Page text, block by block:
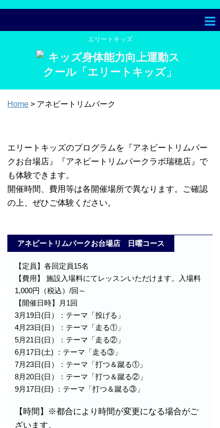
エリートキッズ
Home > アネビートリムパーク
エリートキッズのプログラムを『アネビートリムパー
クお台場店』『アネビートリムパークラボ瑞穂店』で
も体験できます。
開催時間、費用等は各開催場所で異なります。ご確認
の上、ぜひご体験ください。
アネビートリムパークお台場店 日曜コース
【定員】各回定員15名
【費用】 施設入場料にてレッスンいただけます。入場料
1,000円（税込）/回～
【開催日時】月1回
3月19日(日）：テーマ「投げる」
4月23日(日）：テーマ「走る①」
5月21日(日）：テーマ「走る②」
6月17日(土) ：テーマ「走る③」
7月23日(日）：テーマ「打つ＆蹴る①」
8月20日(日）：テーマ「打つ＆蹴る②」
9月17日(日) ：テーマ「打つ＆蹴る③」
【時間】※都合により時間が変更になる場合がご
ざいます。